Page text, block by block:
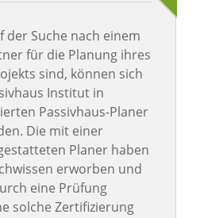
der Suche nach einem
für die Planung ihres
sind, können sich
Institut in
Passivhaus-Planer
Die mit einer
Planer haben
erworben und
eine Prüfung
solche Zertifizierung